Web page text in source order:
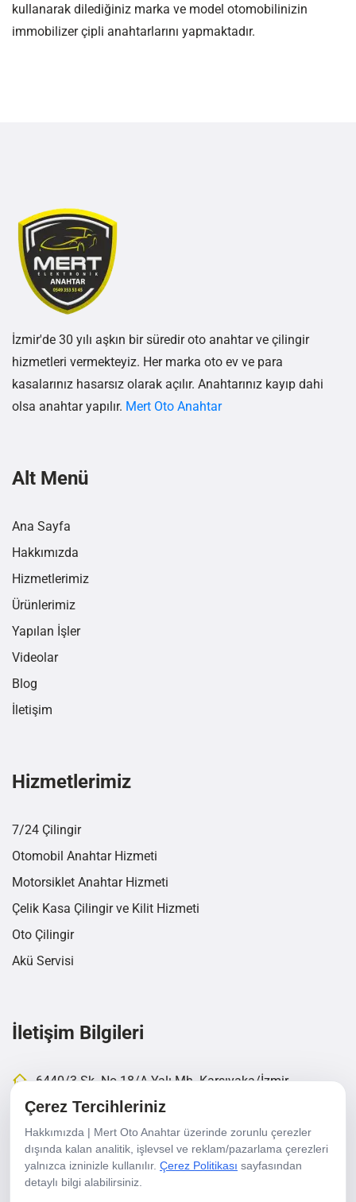
kullanarak dilediğiniz marka ve model otomobilinizin
immobilizer çipli anahtarlarını yapmaktadır.
İzmir'de 30 yılı aşkın bir süredir oto anahtar ve çilingir
hizmetleri vermekteyiz. Her marka oto ev ve para
kasalarınız hasarsız olarak açılır. Anahtarınız kayıp dahi
olsa anahtar yapılır. Mert Oto Anahtar
Alt Menü
Ana Sayfa
Hakkımızda
Hizmetlerimiz
Ürünlerimiz
Yapılan İşler
Videolar
Blog
İletişim
Hizmetlerimiz
7/24 Çilingir
Otomobil Anahtar Hizmeti
Motorsiklet Anahtar Hizmeti
Çelik Kasa Çilingir ve Kilit Hizmeti
Oto Çilingir
Akü Servisi
İletişim Bilgileri
6440/3 Sk. No 18/A Yalı Mh. Karşıyaka/İzmir
+90 232 337 21 36
+90 549 353 5345
info@mertotoanahtar.com
Çerez Tercihleriniz
Hakkımızda | Mert Oto Anahtar üzerinde zorunlu çerezler
dışında kalan analitik, işlevsel ve reklam/pazarlama çerezleri
yalnızca izninizle kullanılır. Çerez Politikası sayfasından
detaylı bilgi alabilirsiniz.